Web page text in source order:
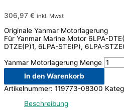
306,97 € inkl. Mwst
Originale Yanmar Motorlagerung
Für Yanmar Marine Motor 6LPA-
DTZE(P)1, 6LPA-STE(P), 6LPA-
Yanmar Motorlagerung Menge
In den Warenkorb
Artikelnummer: 119773-08300
Beschreibung